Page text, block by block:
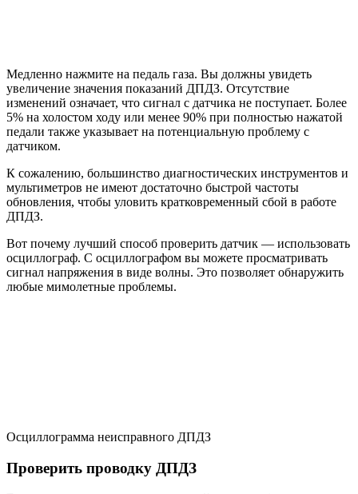
Медленно нажмите на педаль газа. Вы должны увидеть
увеличение значения показаний ДПДЗ. Отсутствие
изменений означает, что сигнал с датчика не поступает. Более
5% на холостом ходу или менее 90% при полностью нажатой
педали также указывает на потенциальную проблему с
датчиком.
К сожалению, большинство диагностических инструментов и
мультиметров не имеют достаточно быстрой частоты
обновления, чтобы уловить кратковременный сбой в работе
ДПДЗ.
Вот почему лучший способ проверить датчик — использовать
осциллограф. С осциллографом вы можете просматривать
сигнал напряжения в виде волны. Это позволяет обнаружить
любые мимолетные проблемы.
Осциллограмма неисправного ДПДЗ
Проверить проводку ДПДЗ